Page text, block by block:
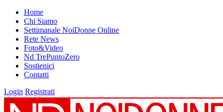
Home
Chi Siamo
Settimanale NoiDonne Online
Rete News
Foto&Video
Nd TrePuntoZero
Sostienici
Contatti
Login Registrati